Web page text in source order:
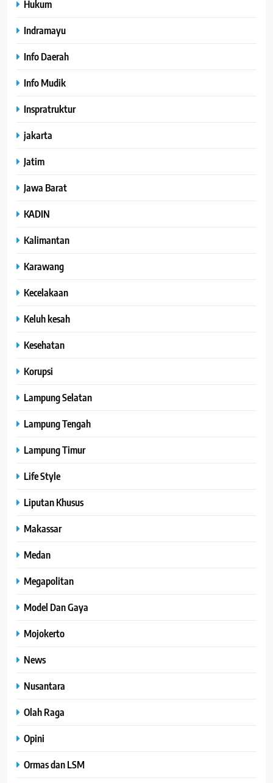
Hukum
Indramayu
Info Daerah
Info Mudik
Inspratruktur
jakarta
Jatim
Jawa Barat
KADIN
Kalimantan
Karawang
Kecelakaan
Keluh kesah
Kesehatan
Korupsi
Lampung Selatan
Lampung Tengah
Lampung Timur
Life Style
Liputan Khusus
Makassar
Medan
Megapolitan
Model Dan Gaya
Mojokerto
News
Nusantara
Olah Raga
Opini
Ormas dan LSM